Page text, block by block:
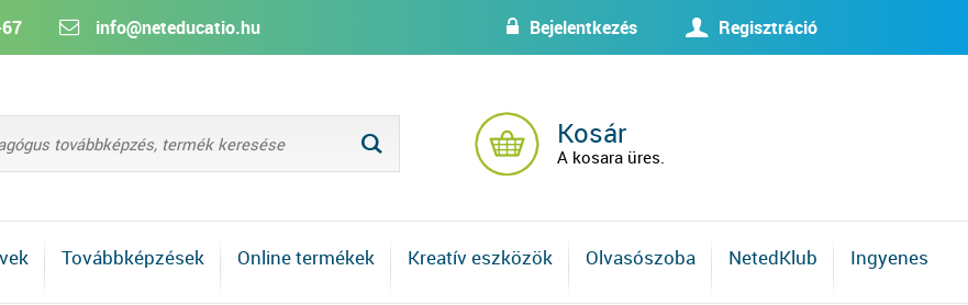
w Bejelentkezés U Regisztráció
info@neteducatio.hu
L Kosár
A kosara üres.
Továbbképzések Online termékek Kreatív eszközök Olvasószoba NetedKlub Ingyenes